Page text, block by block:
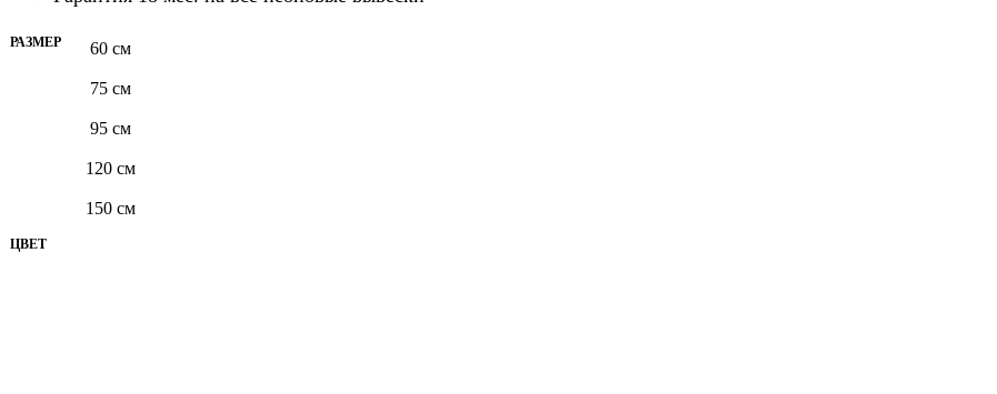
РАЗМЕР 60 см
75 см
95 см
120 см
150 см
ЦВЕТ